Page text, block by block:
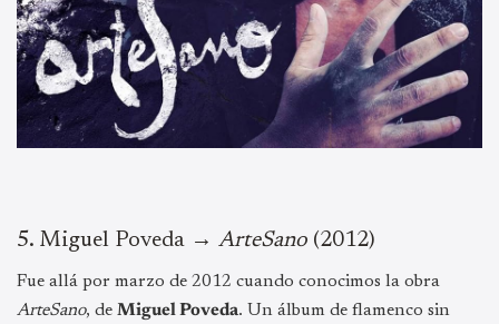
5.⁠ ⁠Miguel Poveda → ArteSano (2012)
Fue allá por marzo de 2012 cuando conocimos la obra
ArteSano, de Miguel Poveda. Un álbum de flamenco sin